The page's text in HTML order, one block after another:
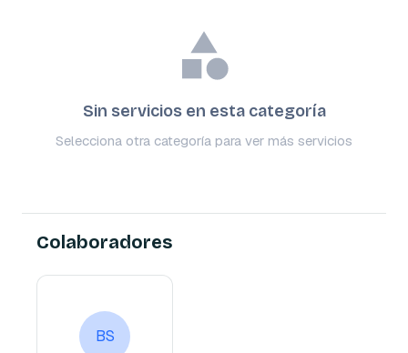
Sin servicios en esta categoría
Selecciona otra categoría para ver más servicios
Colaboradores
BS
Barbero